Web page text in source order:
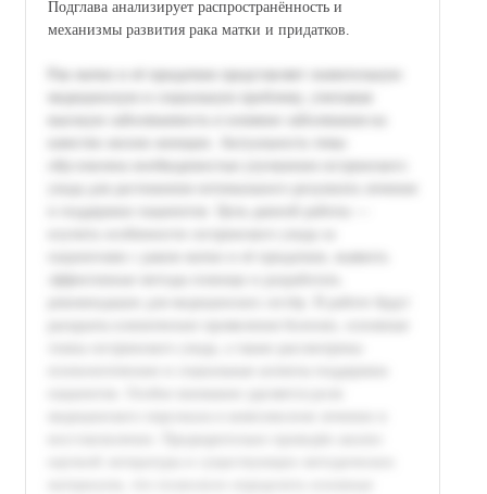
Подглава анализирует распространённость и
механизмы развития рака матки и придатков.